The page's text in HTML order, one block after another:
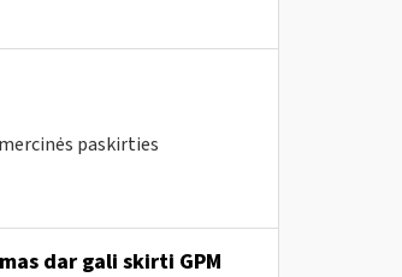
paskirties
dar gali skirti GPM